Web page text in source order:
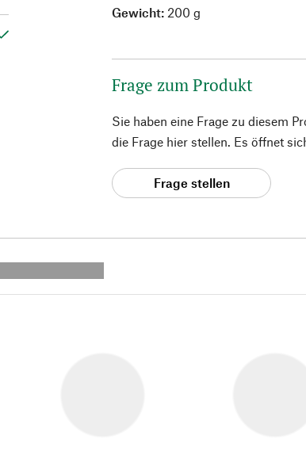
Gewicht: 200 g
Frage zum Produkt
Sie haben eine Frage zu diesem
die Frage hier stellen. Es öffnet
Frage stellen